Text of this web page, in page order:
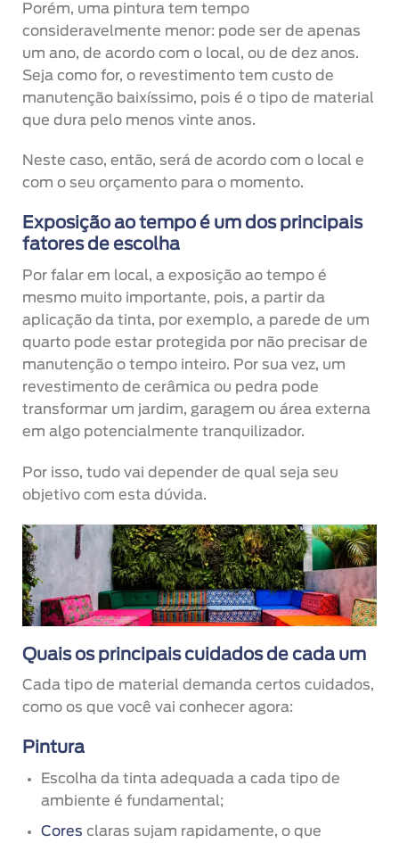
Porém, uma pintura tem tempo
consideravelmente menor: pode ser de apenas
um ano, de acordo com o local, ou de dez anos.
Seja como for, o revestimento tem custo de
manutenção baixíssimo, pois é o tipo de material
que dura pelo menos vinte anos.
Neste caso, então, será de acordo com o local e
com o seu orçamento para o momento.
Exposição ao tempo é um dos principais
fatores de escolha
Por falar em local, a exposição ao tempo é
mesmo muito importante, pois, a partir da
aplicação da tinta, por exemplo, a parede de um
quarto pode estar protegida por não precisar de
manutenção o tempo inteiro. Por sua vez, um
revestimento de cerâmica ou pedra pode
transformar um jardim, garagem ou área externa
em algo potencialmente tranquilizador.
Por isso, tudo vai depender de qual seja seu
objetivo com esta dúvida.
Quais os principais cuidados de cada um
Cada tipo de material demanda certos cuidados,
como os que você vai conhecer agora:
Pintura
Escolha da tinta adequada a cada tipo de
ambiente é fundamental;
Cores claras sujam rapidamente, o que